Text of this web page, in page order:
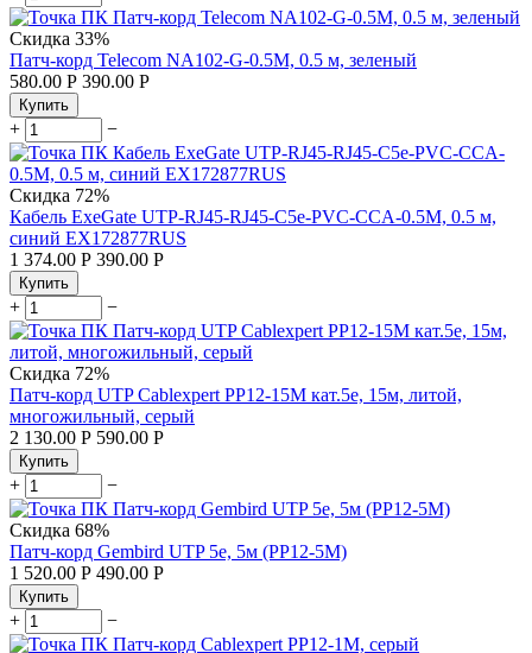
Скидка 33%
Патч-корд Telecom NA102-G-0.5M, 0.5 м, зеленый
580.00 Р 390.00 Р
Купить
+ −
Скидка 72%
Кабель ExeGate UTP-RJ45-RJ45-C5e-PVC-CCA-0.5M, 0.5 м,
синий EX172877RUS
1 374.00 Р 390.00 Р
Купить
+ −
Скидка 72%
Патч-корд UTP Cablexpert PP12-15M кат.5e, 15м, литой,
многожильный, серый
2 130.00 Р 590.00 Р
Купить
+ −
Скидка 68%
Патч-корд Gembird UTP 5e, 5м (PP12-5M)
1 520.00 Р 490.00 Р
Купить
+ −